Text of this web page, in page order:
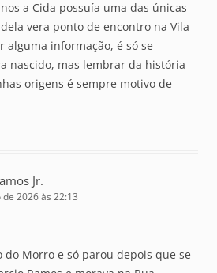
a Cida possuía uma das únicas
vera ponto de encontro na Vila
alguma informação, é só se
nascido, mas lembrar da história
origens é sempre motivo de
Jr.
2026 às 22:13
do Morro e só parou depois que se